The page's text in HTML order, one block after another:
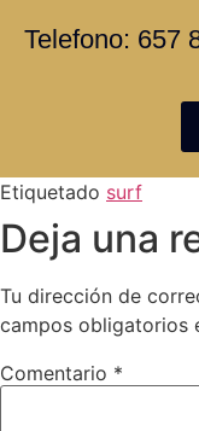
Telefono: 657
Etiquetado surf
Deja una
Tu dirección de
campos obligatorios
Comentario *